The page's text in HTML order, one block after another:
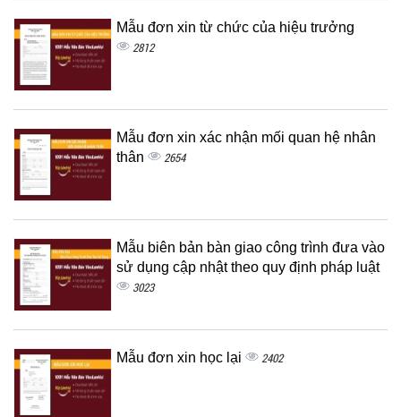
Mẫu đơn xin từ chức của hiệu trưởng
2812
Mẫu đơn xin xác nhận mối quan hệ nhân
thân
2654
Mẫu biên bản bàn giao công trình đưa vào
sử dụng cập nhật theo quy định pháp luật
3023
Mẫu đơn xin học lại 2402